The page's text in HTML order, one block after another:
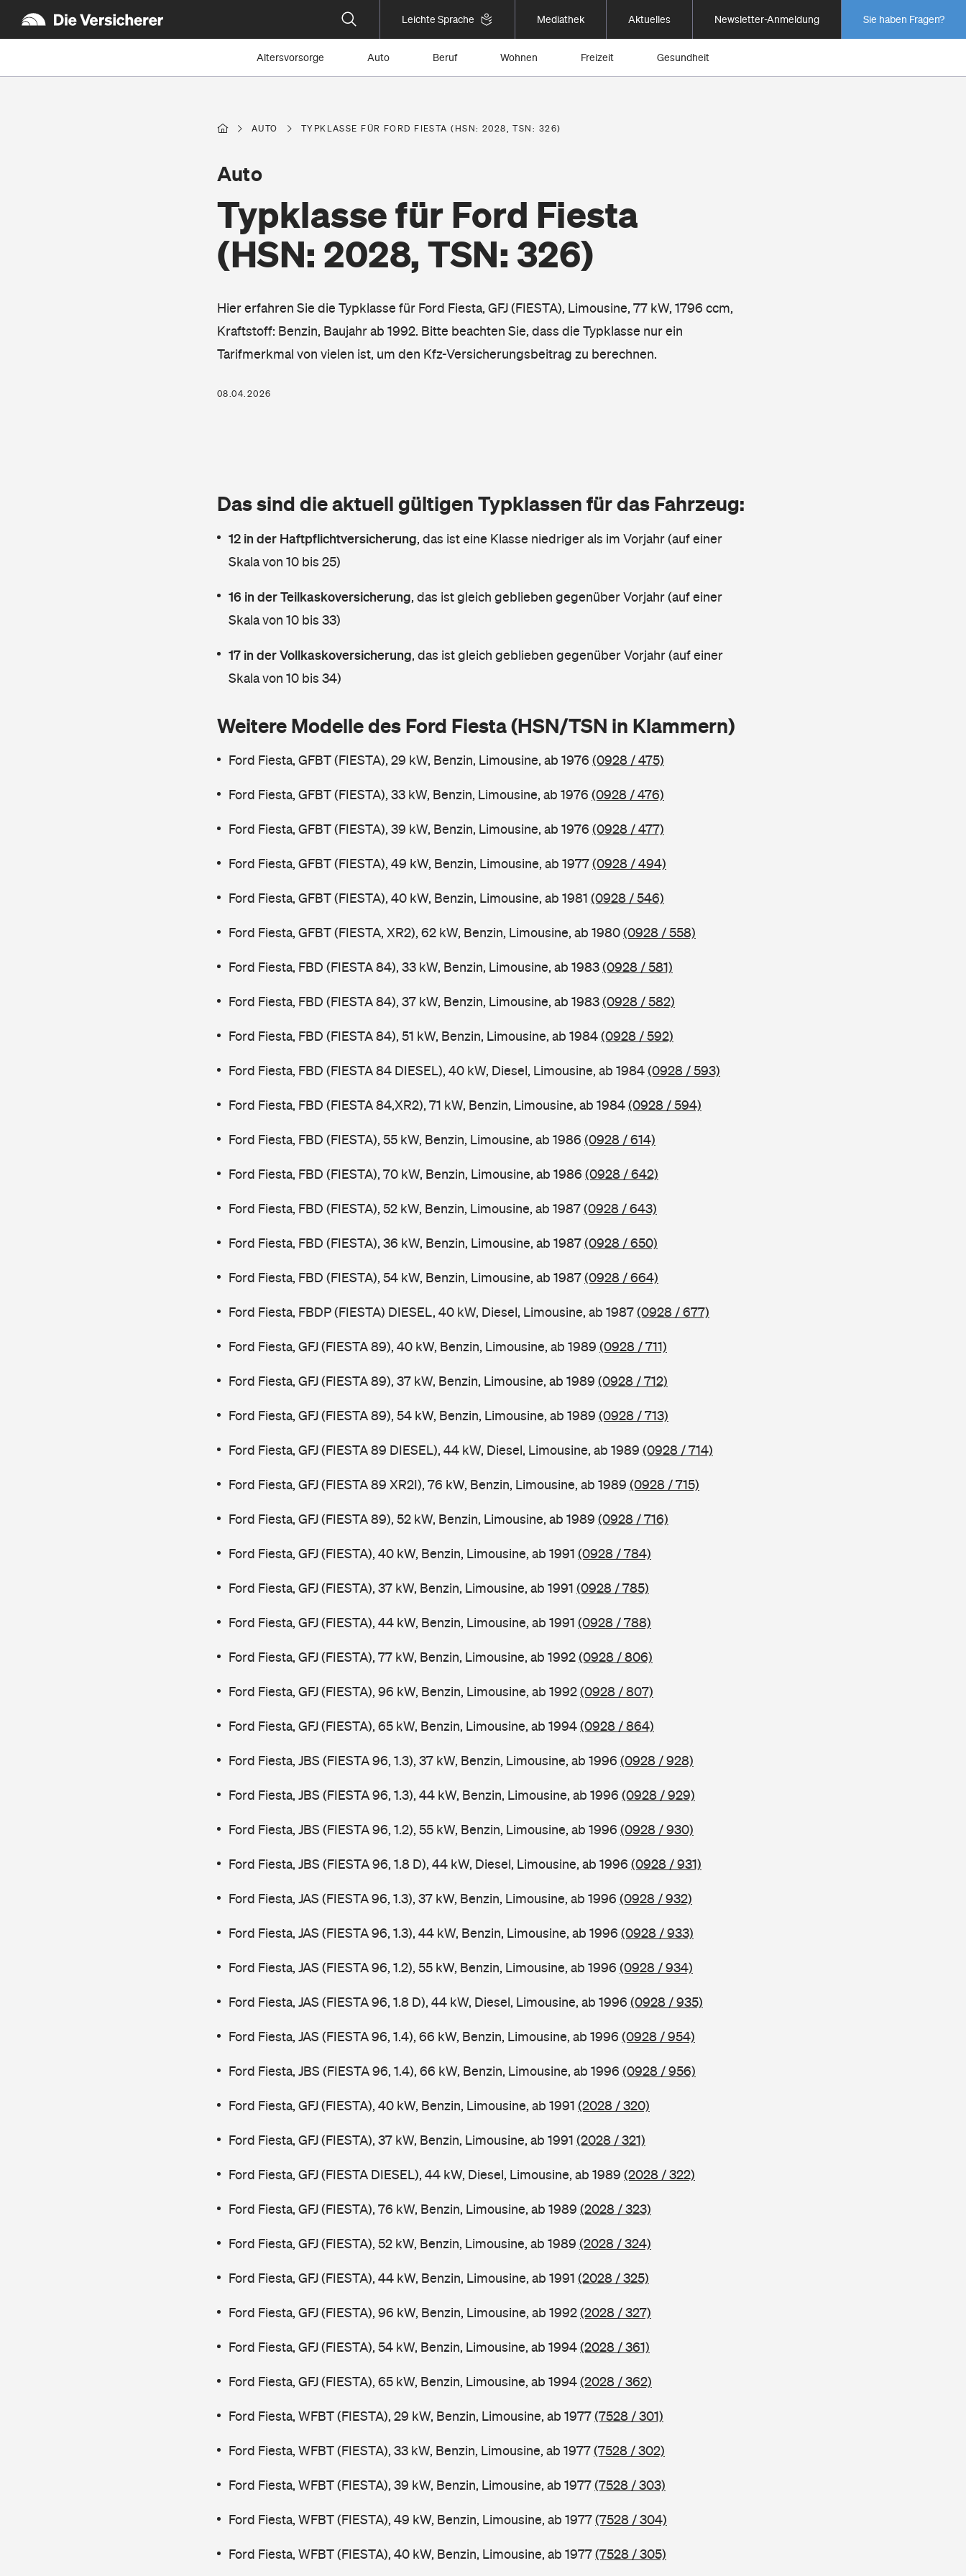
Leichte Sprache Mediathek Aktuelles Newsletter-Anmeldung Sie haben Fragen?
Altersvorsorge Auto Beruf Wohnen Freizeit Gesundheit
AUTO TYPKLASSE FÜR FORD FIESTA (HSN: 2028, TSN: 326)
Typklasse für Ford Fiesta
(HSN: 2028, TSN: 326)
Auto
Hier erfahren Sie die Typklasse für Ford Fiesta, GFJ (FIESTA), Limousine, 77 kW, 1796 ccm,
Kraftstoff: Benzin, Baujahr ab 1992. Bitte beachten Sie, dass die Typklasse nur ein
Tarifmerkmal von vielen ist, um den Kfz-Versicherungsbeitrag zu berechnen.
08.04.2026
Das sind die aktuell gültigen Typklassen für das Fahrzeug:
12 in der Haftpflichtversicherung, das ist eine Klasse niedriger als im Vorjahr (auf einer
Skala von 10 bis 25)
16 in der Teilkaskoversicherung, das ist gleich geblieben gegenüber Vorjahr (auf einer
Skala von 10 bis 33)
17 in der Vollkaskoversicherung, das ist gleich geblieben gegenüber Vorjahr (auf einer
Skala von 10 bis 34)
Weitere Modelle des Ford Fiesta (HSN/TSN in Klammern)
Ford Fiesta, GFBT (FIESTA), 29 kW, Benzin, Limousine, ab 1976 (0928 / 475)
Ford Fiesta, GFBT (FIESTA), 33 kW, Benzin, Limousine, ab 1976 (0928 / 476)
Ford Fiesta, GFBT (FIESTA), 39 kW, Benzin, Limousine, ab 1976 (0928 / 477)
Ford Fiesta, GFBT (FIESTA), 49 kW, Benzin, Limousine, ab 1977(0928 / 494)
Ford Fiesta, GFBT (FIESTA), 40 kW, Benzin, Limousine, ab 1981 (0928 / 546)
Ford Fiesta, GFBT (FIESTA, XR2), 62 kW, Benzin, Limousine, ab 1980(0928 / 558)
Ford Fiesta, FBD (FIESTA 84), 33 kW, Benzin, Limousine, ab 1983(0928 / 581)
Ford Fiesta, FBD (FIESTA 84), 37 kW, Benzin, Limousine, ab 1983(0928 / 582)
Ford Fiesta, FBD (FIESTA 84), 51 kW, Benzin, Limousine, ab 1984(0928 / 592)
Ford Fiesta, FBD (FIESTA 84 DIESEL), 40 kW, Diesel, Limousine, ab 1984(0928 / 593)
Ford Fiesta, FBD (FIESTA 84,XR2), 71 kW, Benzin, Limousine, ab 1984(0928 / 594)
Ford Fiesta, FBD (FIESTA), 55 kW, Benzin, Limousine, ab 1986 (0928 / 614)
Ford Fiesta, FBD (FIESTA), 70 kW, Benzin, Limousine, ab 1986 (0928 / 642)
Ford Fiesta, FBD (FIESTA), 52 kW, Benzin, Limousine, ab 1987(0928 / 643)
Ford Fiesta, FBD (FIESTA), 36 kW, Benzin, Limousine, ab 1987(0928 / 650)
Ford Fiesta, FBD (FIESTA), 54 kW, Benzin, Limousine, ab 1987(0928 / 664)
Ford Fiesta, FBDP (FIESTA) DIESEL, 40 kW, Diesel, Limousine, ab 1987(0928 / 677)
Ford Fiesta, GFJ (FIESTA 89), 40 kW, Benzin, Limousine, ab 1989 (0928 / 711)
Ford Fiesta, GFJ (FIESTA 89), 37 kW, Benzin, Limousine, ab 1989 (0928 / 712)
Ford Fiesta, GFJ (FIESTA 89), 54 kW, Benzin, Limousine, ab 1989 (0928 / 713)
Ford Fiesta, GFJ (FIESTA 89 DIESEL), 44 kW, Diesel, Limousine, ab 1989 (0928 / 714)
Ford Fiesta, GFJ (FIESTA 89 XR2I), 76 kW, Benzin, Limousine, ab 1989 (0928 / 715)
Ford Fiesta, GFJ (FIESTA 89), 52 kW, Benzin, Limousine, ab 1989 (0928 / 716)
Ford Fiesta, GFJ (FIESTA), 40 kW, Benzin, Limousine, ab 1991 (0928 / 784)
Ford Fiesta, GFJ (FIESTA), 37 kW, Benzin, Limousine, ab 1991 (0928 / 785)
Ford Fiesta, GFJ (FIESTA), 44 kW, Benzin, Limousine, ab 1991 (0928 / 788)
Ford Fiesta, GFJ (FIESTA), 77 kW, Benzin, Limousine, ab 1992(0928 / 806)
Ford Fiesta, GFJ (FIESTA), 96 kW, Benzin, Limousine, ab 1992(0928 / 807)
Ford Fiesta, GFJ (FIESTA), 65 kW, Benzin, Limousine, ab 1994(0928 / 864)
Ford Fiesta, JBS (FIESTA 96, 1.3), 37 kW, Benzin, Limousine, ab 1996 (0928 / 928)
Ford Fiesta, JBS (FIESTA 96, 1.3), 44 kW, Benzin, Limousine, ab 1996 (0928 / 929)
Ford Fiesta, JBS (FIESTA 96, 1.2), 55 kW, Benzin, Limousine, ab 1996 (0928 / 930)
Ford Fiesta, JBS (FIESTA 96, 1.8 D), 44 kW, Diesel, Limousine, ab 1996 (0928 / 931)
Ford Fiesta, JAS (FIESTA 96, 1.3), 37 kW, Benzin, Limousine, ab 1996 (0928 / 932)
Ford Fiesta, JAS (FIESTA 96, 1.3), 44 kW, Benzin, Limousine, ab 1996 (0928 / 933)
Ford Fiesta, JAS (FIESTA 96, 1.2), 55 kW, Benzin, Limousine, ab 1996 (0928 / 934)
Ford Fiesta, JAS (FIESTA 96, 1.8 D), 44 kW, Diesel, Limousine, ab 1996 (0928 / 935)
Ford Fiesta, JAS (FIESTA 96, 1.4), 66 kW, Benzin, Limousine, ab 1996 (0928 / 954)
Ford Fiesta, JBS (FIESTA 96, 1.4), 66 kW, Benzin, Limousine, ab 1996 (0928 / 956)
Ford Fiesta, GFJ (FIESTA), 40 kW, Benzin, Limousine, ab 1991 (2028 / 320)
Ford Fiesta, GFJ (FIESTA), 37 kW, Benzin, Limousine, ab 1991 (2028 / 321)
Ford Fiesta, GFJ (FIESTA DIESEL), 44 kW, Diesel, Limousine, ab 1989 (2028 / 322)
Ford Fiesta, GFJ (FIESTA), 76 kW, Benzin, Limousine, ab 1989 (2028 / 323)
Ford Fiesta, GFJ (FIESTA), 52 kW, Benzin, Limousine, ab 1989 (2028 / 324)
Ford Fiesta, GFJ (FIESTA), 44 kW, Benzin, Limousine, ab 1991 (2028 / 325)
Ford Fiesta, GFJ (FIESTA), 96 kW, Benzin, Limousine, ab 1992(2028 / 327)
Ford Fiesta, GFJ (FIESTA), 54 kW, Benzin, Limousine, ab 1994(2028 / 361)
Ford Fiesta, GFJ (FIESTA), 65 kW, Benzin, Limousine, ab 1994(2028 / 362)
Ford Fiesta, WFBT (FIESTA), 29 kW, Benzin, Limousine, ab 1977(7528 / 301)
Ford Fiesta, WFBT (FIESTA), 33 kW, Benzin, Limousine, ab 1977(7528 / 302)
Ford Fiesta, WFBT (FIESTA), 39 kW, Benzin, Limousine, ab 1977(7528 / 303)
Ford Fiesta, WFBT (FIESTA), 49 kW, Benzin, Limousine, ab 1977(7528 / 304)
Ford Fiesta, WFBT (FIESTA), 40 kW, Benzin, Limousine, ab 1977(7528 / 305)